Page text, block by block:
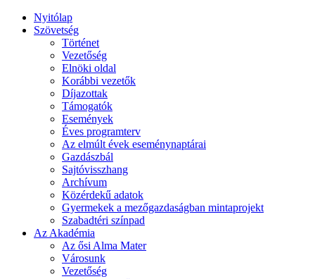
Nyitólap
Szövetség
Történet
Vezetőség
Elnöki oldal
Korábbi vezetők
Díjazottak
Támogatók
Események
Éves programterv
Az elmúlt évek eseménynaptárai
Gazdászbál
Sajtóvisszhang
Archívum
Közérdekű adatok
Gyermekek a mezőgazdaságban mintaprojekt
Szabadtéri színpad
Az Akadémia
Az ősi Alma Mater
Városunk
Vezetőség